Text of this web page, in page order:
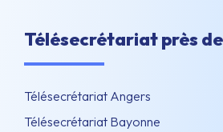
Télésecrétariat près
Télésecrétariat Angers
Télésecrétariat Bayonne